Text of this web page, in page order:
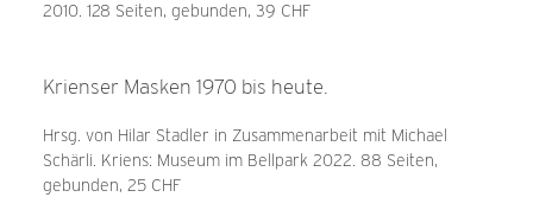
2010. 128 Seiten, gebunden, 39 CHF
Krienser Masken 1970 bis heute.
Hrsg. von Hilar Stadler in Zusammenarbeit mit Michael
Schärli. Kriens: Museum im Bellpark 2022. 88 Seiten,
gebunden, 25 CHF